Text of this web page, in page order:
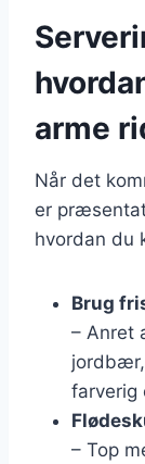
arme
Når det
er
hvordan du
Brug
– Anret
farverig
– Top